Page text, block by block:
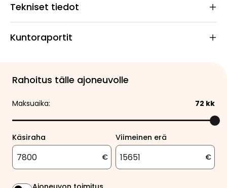
Tekniset tiedot
Kuntoraportit
Rahoitus tälle ajoneuvolle
Maksuaika: 72 kk
Käsiraha
€
Viimeinen erä
€